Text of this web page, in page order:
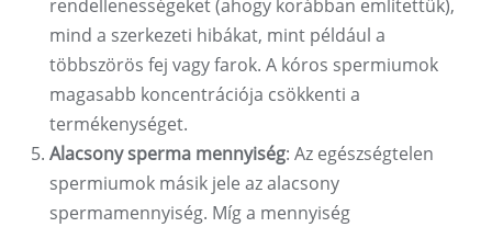
rendellenességeket (ahogy korábban említettük),
mind a szerkezeti hibákat, mint például a
többszörös fej vagy farok. A kóros spermiumok
magasabb koncentrációja csökkenti a
termékenységet.
Alacsony sperma mennyiség: Az egészségtelen
spermiumok másik jele az alacsony
spermamennyiség. Míg a mennyiség